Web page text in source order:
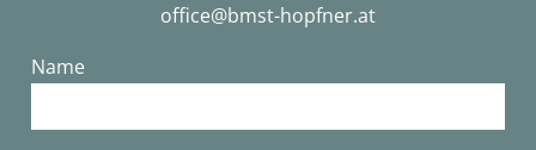
office@bmst-hopfner.at
Name